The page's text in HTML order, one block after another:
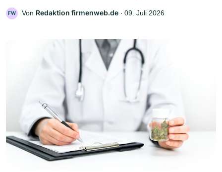
FW Von Redaktion firmenweb.de ‧ 09. Juli 2026